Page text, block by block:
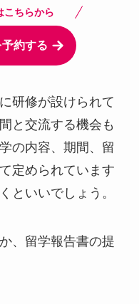
こちらから
約する
研修が設けられて
と交流する機会も
の内容、期間、留
定められています
といいでしょう。
、留学報告書の提